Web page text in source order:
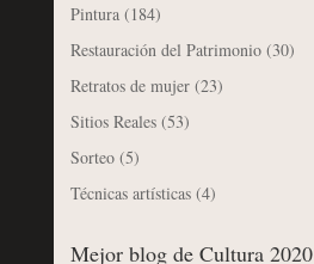
Pintura(184)
Restauración del Patrimonio(30)
Retratos de mujer(23)
Sitios Reales(53)
Sorteo(5)
Técnicas artísticas(4)
Mejor blog de Cultura 2020